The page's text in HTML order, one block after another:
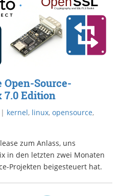
Source-
Edition
| kernel, linux, opensource,
zum Anlass, uns
in den letzten zwei Monaten
Projekten beigesteuert hat.